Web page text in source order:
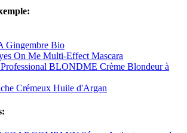
Gingembre Bio
On Me Multi-Effect Mascara
BLONDME Crème Blondeur à
Crémeux Huile d'Argan